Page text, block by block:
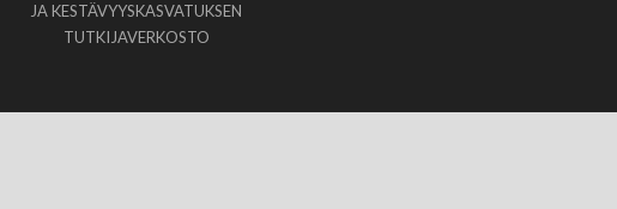
JA KESTÄVYYSKASVATUKSEN
TUTKIJAVERKOSTO